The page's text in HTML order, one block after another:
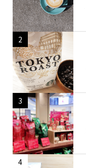
2
3
4